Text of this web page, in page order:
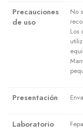
Precauciones
de uso
No
Los
Presentación
Laboratorio